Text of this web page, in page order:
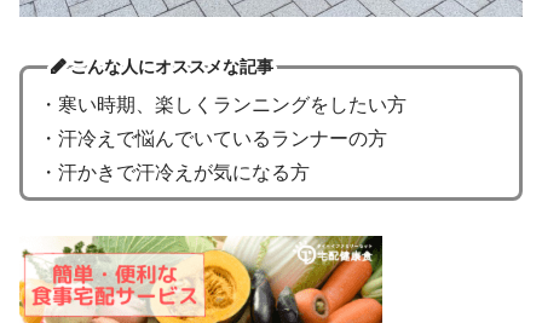
こんな人にオススメな記事
・寒い時期、楽しくランニングをしたい方
・汗冷えで悩んでいているランナーの方
・汗かきで汗冷えが気になる方